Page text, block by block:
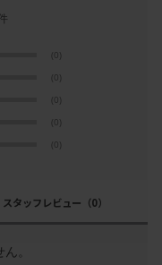
(0)
(0)
(0)
(0)
(0)
スタッフレビュー （0）
。